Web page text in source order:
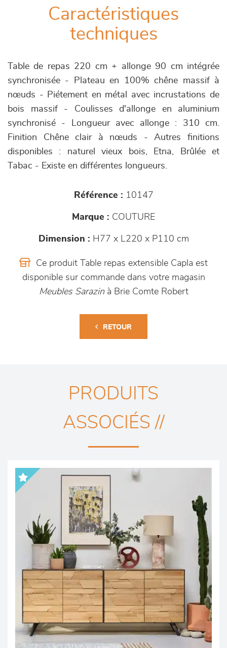
Caractéristiques
techniques
Table de repas 220 cm + allonge 90 cm intégrée
synchronisée - Plateau en 100% chêne massif à
nœuds - Piétement en métal avec incrustations de
bois massif - Coulisses d'allonge en aluminium
synchronisé - Longueur avec allonge : 310 cm.
Finition Chêne clair à nœuds - Autres finitions
disponibles : naturel vieux bois, Etna, Brûlée et
Tabac - Existe en différentes longueurs.
Référence : 10147
Marque : COUTURE
Dimension : H77 x L220 x P110 cm
Ce produit Table repas extensible Capla est
disponible sur commande dans votre magasin
Meubles Sarazinà Brie Comte Robert
RETOUR
PRODUITS
ASSOCIÉS //